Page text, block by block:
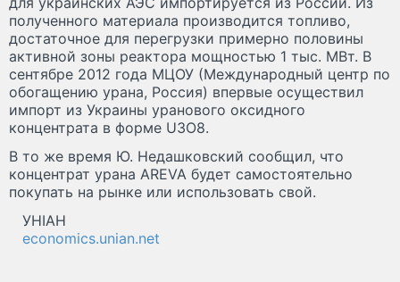
полученного материала производится топливо,
достаточное для перегрузки примерно половины
активной зоны реактора мощностью 1 тыс. МВт. В
сентябре 2012 года МЦОУ (Международный центр по
обогащению урана, Россия) впервые осуществил
импорт из Украины уранового оксидного
концентрата в форме U3O8.
В то же время Ю. Недашковский сообщил, что
концентрат урана AREVA будет самостоятельно
покупать на рынке или использовать свой.
УНIАН
economics.unian.net